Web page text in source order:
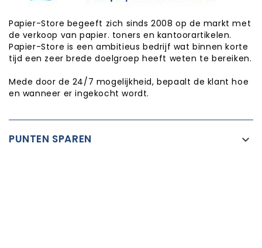
Papier-Store begeeft zich sinds 2008 op de markt met
de verkoop van papier. toners en kantoorartikelen.
Papier-Store is een ambitieus bedrijf wat binnen korte
tijd een zeer brede doelgroep heeft weten te bereiken.
Mede door de 24/7 mogelijkheid, bepaalt de klant hoe
en wanneer er ingekocht wordt.
PUNTEN SPAREN
